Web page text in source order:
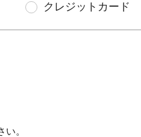
クレジットカード
。